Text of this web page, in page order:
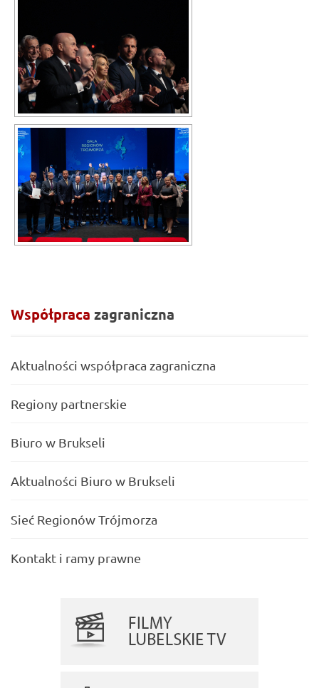
Współpraca zagraniczna
Aktualności współpraca zagraniczna
Regiony partnerskie
Biuro w Brukseli
Aktualności Biuro w Brukseli
Sieć Regionów Trójmorza
Kontakt i ramy prawne